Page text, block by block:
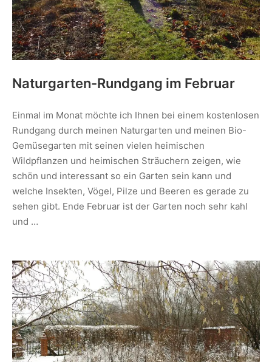
Naturgarten-Rundgang im Februar
Einmal im Monat möchte ich Ihnen bei einem kostenlosen
Rundgang durch meinen Naturgarten und meinen Bio-
Gemüsegarten mit seinen vielen heimischen
Wildpflanzen und heimischen Sträuchern zeigen, wie
schön und interessant so ein Garten sein kann und
welche Insekten, Vögel, Pilze und Beeren es gerade zu
sehen gibt. Ende Februar ist der Garten noch sehr kahl
und …